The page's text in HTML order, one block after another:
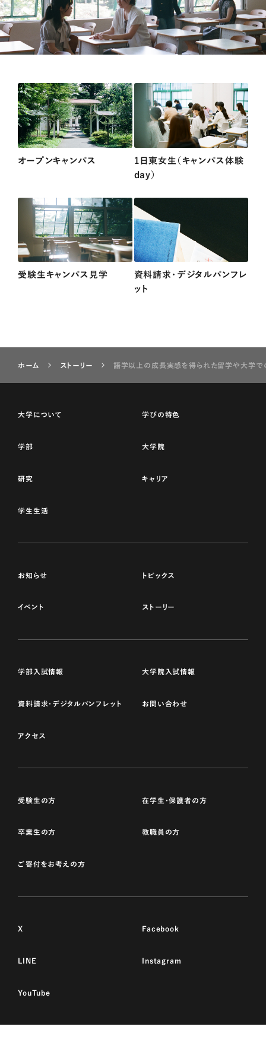
オープンキャンパス
1日東女生（キャンパス体験
day）
受験生キャンパス見学
資料請求・デジタルパンフレ
ット
ホーム ストーリー 語学以上の成長実感を得られた留学や大学で
大学について 学びの特色
学部 大学院
研究 キャリア
学生生活
お知らせ トピックス
イベント ストーリー
学部入試情報 大学院入試情報
資料請求・デジタルパンフレット お問い合わせ
アクセス
受験生の方 在学生・保護者の方
卒業生の方 教職員の方
ご寄付をお考えの方
X Facebook
LINE Instagram
YouTube